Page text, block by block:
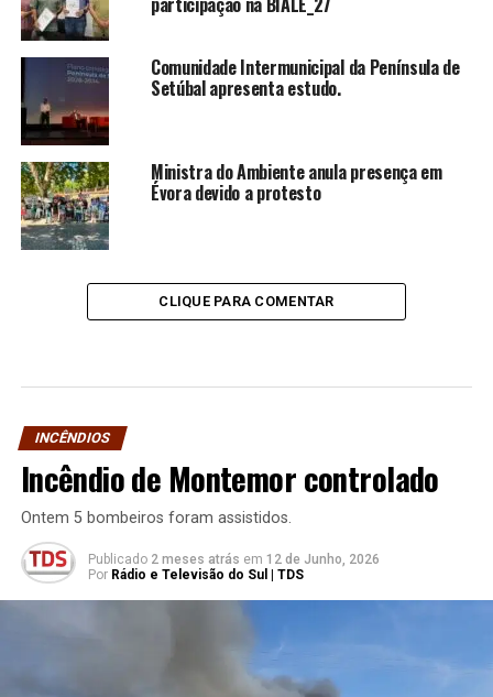
Comunidade Intermunicipal da Península de
Setúbal apresenta estudo.
Ministra do Ambiente anula presença em
Évora devido a protesto
CLIQUE PARA COMENTAR
INCÊNDIOS
Incêndio de Montemor controlado
Ontem 5 bombeiros foram assistidos.
Publicado 2 meses atrás em 12 de Junho, 2026
Por Rádio e Televisão do Sul | TDS